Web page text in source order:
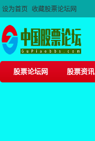
设为首页 收藏股票论坛网
股票论坛网 股票资讯